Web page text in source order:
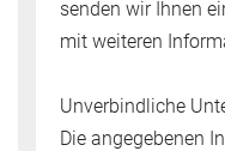
senden wir Ihnen
mit weiteren
Unverbindliche
Die angegebenen